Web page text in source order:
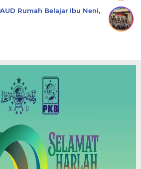
Rumah Belajar Ibu Neni,